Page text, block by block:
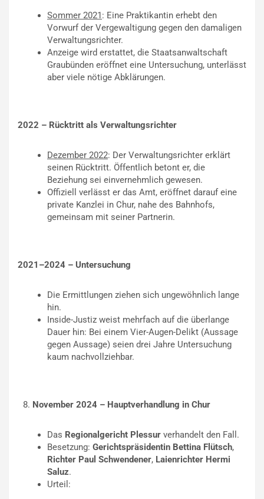
Sommer 2021: Eine Praktikantin erhebt den
Vorwurf der Vergewaltigung gegen den damaligen
Verwaltungsrichter.
Anzeige wird erstattet, die Staatsanwaltschaft
Graubünden eröffnet eine Untersuchung, unterlässt
aber viele nötige Abklärungen.
2022 – Rücktritt als Verwaltungsrichter
Dezember 2022: Der Verwaltungsrichter erklärt
seinen Rücktritt. Öffentlich betont er, die
Beziehung sei einvernehmlich gewesen.
Offiziell verlässt er das Amt, eröffnet darauf eine
private Kanzlei in Chur, nahe des Bahnhofs,
gemeinsam mit seiner Partnerin.
2021–2024 – Untersuchung
Die Ermittlungen ziehen sich ungewöhnlich lange
hin.
Inside-Justiz weist mehrfach auf die überlange
Dauer hin: Bei einem Vier-Augen-Delikt (Aussage
gegen Aussage) seien drei Jahre Untersuchung
kaum nachvollziehbar.
November 2024 – Hauptverhandlung in Chur
Das Regionalgericht Plessur verhandelt den Fall.
Besetzung: Gerichtspräsidentin Bettina Flütsch,
Richter Paul Schwendener, Laienrichter Hermi
Saluz.
Urteil: